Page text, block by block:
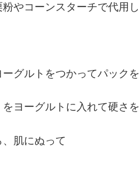
やコーンスターチで代用し
グルトをつかってパック
ヨーグルトに入れて硬さを
肌にぬって